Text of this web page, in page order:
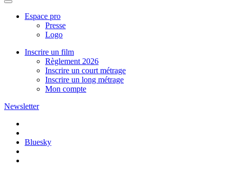
Espace pro
Presse
Logo
Inscrire un film
Règlement 2026
Inscrire un court métrage
Inscrire un long métrage
Mon compte
Newsletter
Bluesky